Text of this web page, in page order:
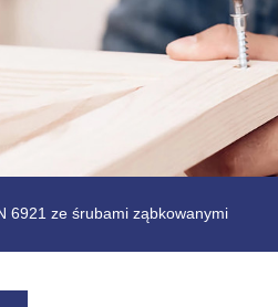
6921 ze śrubami ząbkowanymi